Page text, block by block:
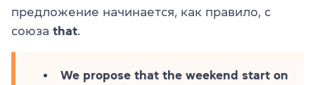
предложение начинается, как правило, с
союза that
We propose that the weekend start on